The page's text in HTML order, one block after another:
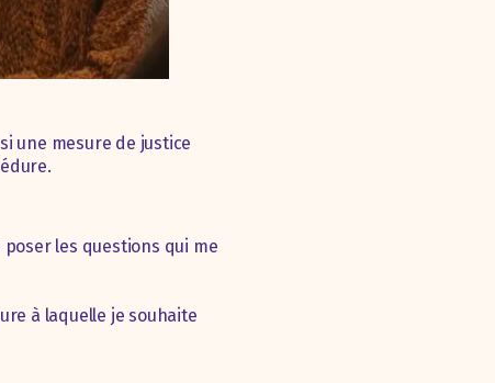
une mesure de justice
poser les questions qui me
à laquelle je souhaite